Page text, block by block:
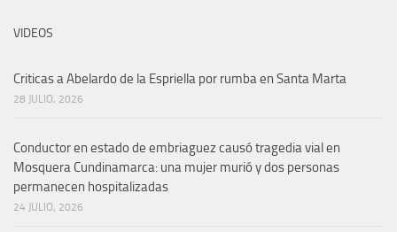
VIDEOS
Criticas a Abelardo de la Espriella por rumba en Santa Marta
28 JULIO, 2026
Conductor en estado de embriaguez causó tragedia vial en
Mosquera Cundinamarca: una mujer murió y dos personas
permanecen hospitalizadas
24 JULIO, 2026